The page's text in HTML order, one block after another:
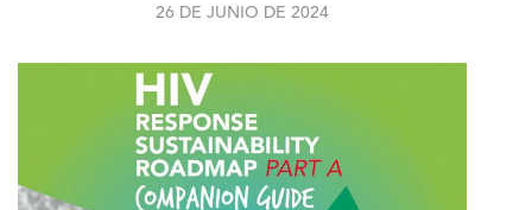
26 DE JUNIO DE 2024